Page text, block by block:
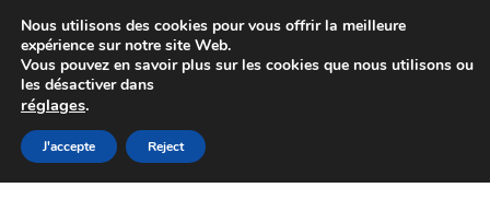
Colissimo livraison à partir de 7 EUR
Du lundi au vendredi de 9 h à 16 h
Aller
à
Aller
au
Nous utilisons des cookies pour vous offrir la meilleure
expérience sur notre site Web.
Vous pouvez en savoir plus sur les cookies que nous utilisons ou
les désactiver dans
réglages.
J'accepte Reject